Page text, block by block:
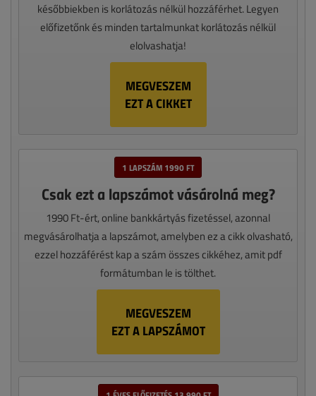
későbbiekben is korlátozás nélkül hozzáférhet. Legyen
előfizetőnk és minden tartalmunkat korlátozás nélkül
elolvashatja!
MEGVESZEM
EZT A CIKKET
1 LAPSZÁM 1990 FT
Csak ezt a lapszámot vásárolná meg?
1990 Ft-ért, online bankkártyás fizetéssel, azonnal
megvásárolhatja a lapszámot, amelyben ez a cikk olvasható,
ezzel hozzáférést kap a szám összes cikkéhez, amit pdf
formátumban le is tölthet.
MEGVESZEM
EZT A LAPSZÁMOT